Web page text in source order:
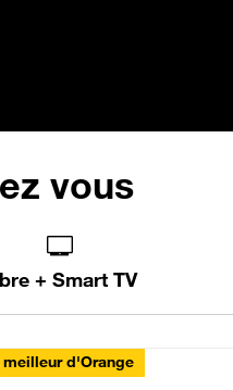
vous
+ Smart TV
meilleur d'Orange